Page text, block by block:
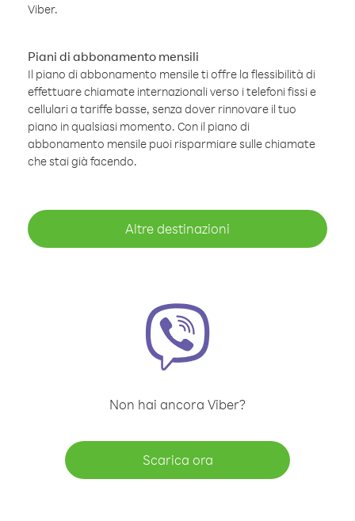
Viber.
Piani di abbonamento mensili
Il piano di abbonamento mensile ti offre la flessibilità di
effettuare chiamate internazionali verso i telefoni fissi e
cellulari a tariffe basse, senza dover rinnovare il tuo
piano in qualsiasi momento. Con il piano di
abbonamento mensile puoi risparmiare sulle chiamate
che stai già facendo.
Altre destinazioni
Non hai ancora Viber?
Scarica ora